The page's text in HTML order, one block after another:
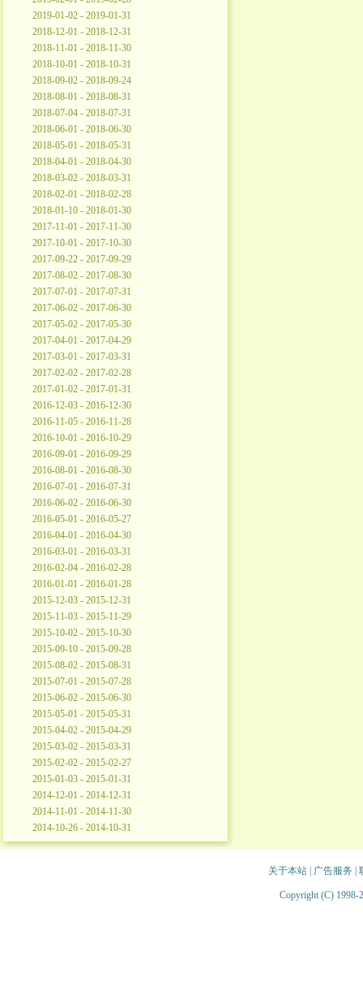
2019-01-02 - 2019-01-31
2018-12-01 - 2018-12-31
2018-11-01 - 2018-11-30
2018-10-01 - 2018-10-31
2018-09-02 - 2018-09-24
2018-08-01 - 2018-08-31
2018-07-04 - 2018-07-31
2018-06-01 - 2018-06-30
2018-05-01 - 2018-05-31
2018-04-01 - 2018-04-30
2018-03-02 - 2018-03-31
2018-02-01 - 2018-02-28
2018-01-10 - 2018-01-30
2017-11-01 - 2017-11-30
2017-10-01 - 2017-10-30
2017-09-22 - 2017-09-29
2017-08-02 - 2017-08-30
2017-07-01 - 2017-07-31
2017-06-02 - 2017-06-30
2017-05-02 - 2017-05-30
2017-04-01 - 2017-04-29
2017-03-01 - 2017-03-31
2017-02-02 - 2017-02-28
2017-01-02 - 2017-01-31
2016-12-03 - 2016-12-30
2016-11-05 - 2016-11-28
2016-10-01 - 2016-10-29
2016-09-01 - 2016-09-29
2016-08-01 - 2016-08-30
2016-07-01 - 2016-07-31
2016-06-02 - 2016-06-30
2016-05-01 - 2016-05-27
2016-04-01 - 2016-04-30
2016-03-01 - 2016-03-31
2016-02-04 - 2016-02-28
2016-01-01 - 2016-01-28
2015-12-03 - 2015-12-31
2015-11-03 - 2015-11-29
2015-10-02 - 2015-10-30
2015-09-10 - 2015-09-28
2015-08-02 - 2015-08-31
2015-07-01 - 2015-07-28
2015-06-02 - 2015-06-30
2015-05-01 - 2015-05-31
2015-04-02 - 2015-04-29
2015-03-02 - 2015-03-31
2015-02-02 - 2015-02-27
2015-01-03 - 2015-01-31
2014-12-01 - 2014-12-31
2014-11-01 - 2014-11-30
2014-10-26 - 2014-10-31
关于本站| 广告服务
Copyright (C) 1998-